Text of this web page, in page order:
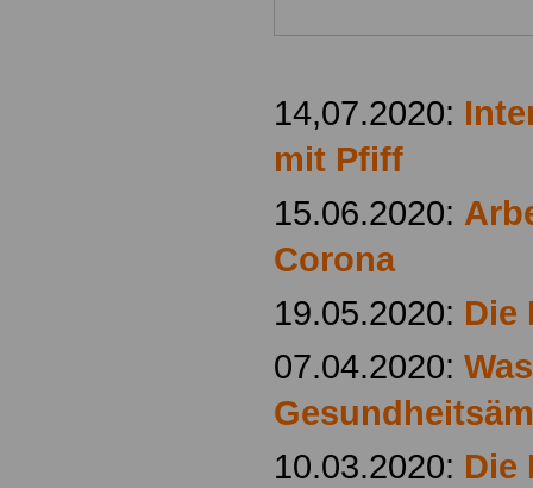
14,07.2020:
mit Pfiff
15.06.2020:
Corona
19.05.2020: Die
07.04.2020:
10.03.2020: Die